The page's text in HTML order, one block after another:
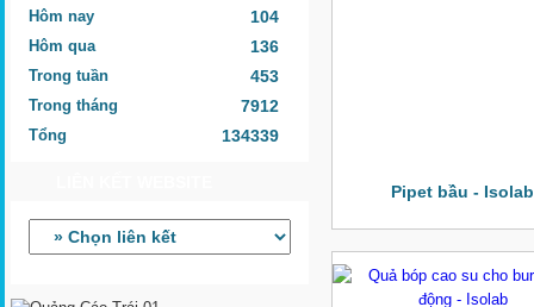
Hôm nay 104
Hôm qua 136
Trong tuần 453
Trong tháng 7912
Tổng 134339
Pipet bầu - Isolab